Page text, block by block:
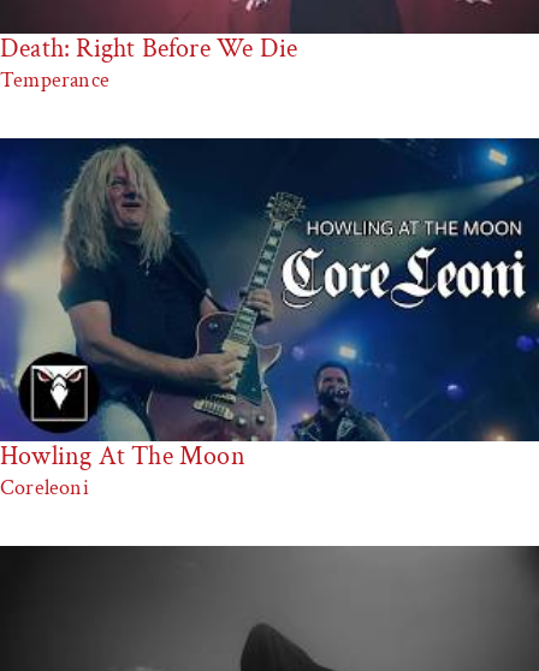
Death: Right Before We Die
Temperance
Howling At The Moon
Coreleoni